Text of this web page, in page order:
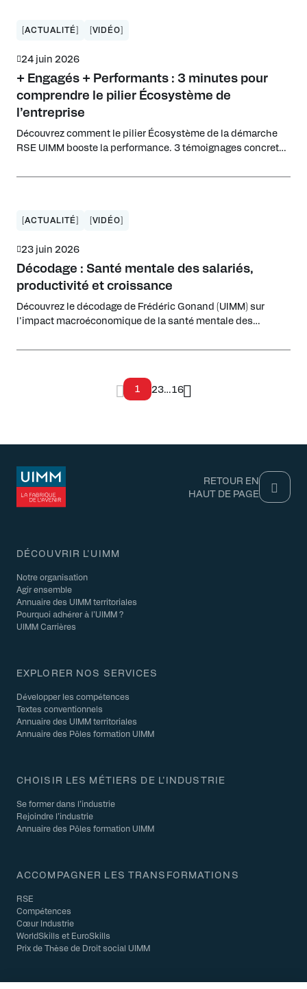
[ACTUALITÉ] [VIDÉO]
24 juin 2026
+ Engagés + Performants : 3 minutes pour
comprendre le pilier Écosystème de
l’entreprise
Découvrez comment le pilier Écosystème de la démarche
RSE UIMM booste la performance. 3 témoignages concrets
[ACTUALITÉ] [VIDÉO]
23 juin 2026
Décodage : Santé mentale des salariés,
productivité et croissance
Découvrez le décodage de Frédéric Gonand (UIMM) sur
l’impact macroéconomique de la santé mentale des
1 23…16
DÉCOUVRIR L'UIMM
Notre organisation
Agir ensemble
Annuaire des UIMM territoriales
Pourquoi adhérer à l’UIMM ?
UIMM Carrières
EXPLORER NOS SERVICES
Développer les compétences
Textes conventionnels
Annuaire des UIMM territoriales
Annuaire des Pôles formation UIMM
CHOISIR LES MÉTIERS DE L’INDUSTRIE
Se former dans l’industrie
Rejoindre l’industrie
Annuaire des Pôles formation UIMM
ACCOMPAGNER LES TRANSFORMATIONS
RSE
Compétences
Cœur Industrie
WorldSkills et EuroSkills
Prix de Thèse de Droit social UIMM
RETOUR EN
HAUT DE PAGE